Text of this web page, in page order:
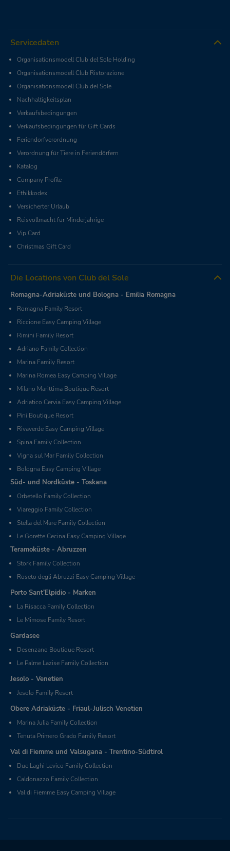
Servicedaten
Organisationsmodell Club del Sole Holding
Organisationsmodell Club Ristorazione
Organisationsmodell Club del Sole
Nachhaltigkeitsplan
Verkaufsbedingungen
Verkaufsbedingungen für Gift Cards
Feriendorfverordnung
Verordnung für Tiere in Feriendörfern
Katalog
Company Profile
Ethikkodex
Versicherter Urlaub
Reisvollmacht für Minderjährige
Vip Card
Christmas Gift Card
Die Locations von Club del Sole
Romagna-Adriaküste und Bologna - Emilia Romagna
Romagna Family Resort
Riccione Easy Camping Village
Rimini Family Resort
Adriano Family Collection
Marina Family Resort
Marina Romea Easy Camping Village
Milano Marittima Boutique Resort
Adriatico Cervia Easy Camping Village
Pini Boutique Resort
Rivaverde Easy Camping Village
Spina Family Collection
Vigna sul Mar Family Collection
Bologna Easy Camping Village
Süd- und Nordküste - Toskana
Orbetello Family Collection
Viareggio Family Collection
Stella del Mare Family Collection
Le Gorette Cecina Easy Camping Village
Teramoküste - Abruzzen
Stork Family Collection
Roseto degli Abruzzi Easy Camping Village
Porto Sant’Elpidio - Marken
La Risacca Family Collection
Le Mimose Family Resort
Gardasee
Desenzano Boutique Resort
Le Palme Lazise Family Collection
Jesolo - Venetien
Jesolo Family Resort
Obere Adriaküste - Friaul-Julisch Venetien
Marina Julia Family Collection
Tenuta Primero Grado Family Resort
Val di Fiemme und Valsugana - Trentino-Südtirol
Due Laghi Levico Family Collection
Caldonazzo Family Collection
Val di Fiemme Easy Camping Village